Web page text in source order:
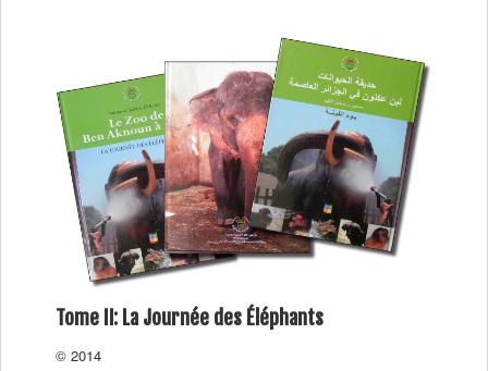
Tome II: La Journée des Éléphants
© 2014